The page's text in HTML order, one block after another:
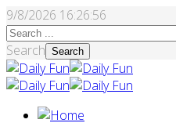
9/8/2026 16:26:57
Search Search